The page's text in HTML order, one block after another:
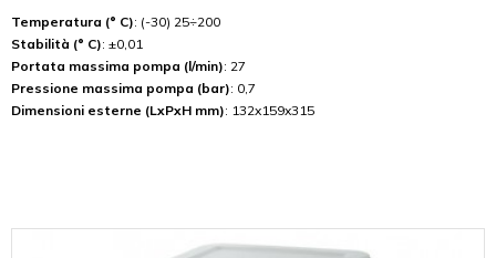
Temperatura (° C): (-30) 25÷200
Stabilità (° C): ±0,01
Portata massima pompa (l/min): 27
Pressione massima pompa (bar): 0,7
Dimensioni esterne (LxPxH mm): 132x159x315